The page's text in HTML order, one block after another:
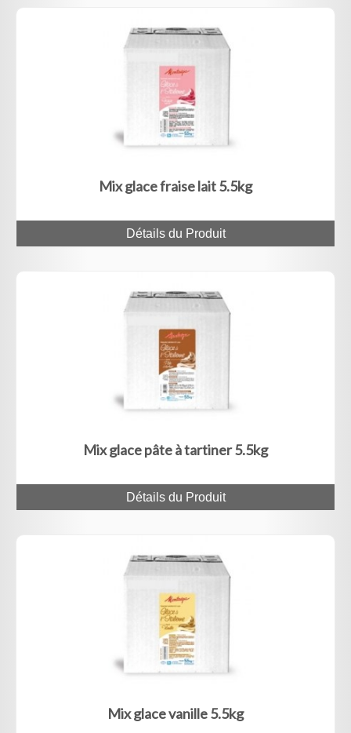
Mix glace fraise lait 5.5kg
Détails du Produit
Mix glace pâte à tartiner 5.5kg
Détails du Produit
Mix glace vanille 5.5kg